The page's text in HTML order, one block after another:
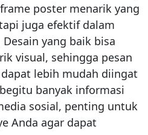
poster menarik yang
juga efektif dalam
yang baik bisa
visual, sehingga pesan
lebih mudah diingat
banyak informasi
sosial, penting untuk
Anda agar dapat